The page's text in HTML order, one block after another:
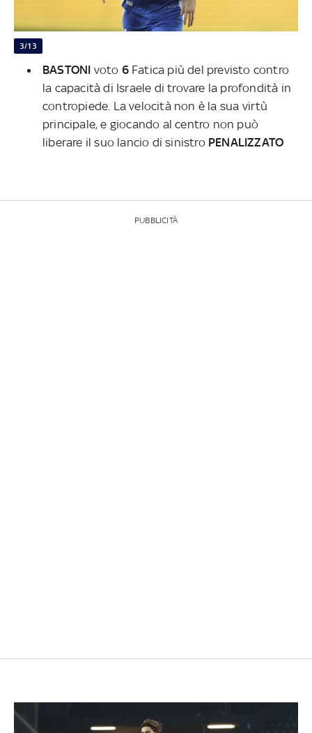
3/13
BASTONI voto 6 Fatica più del previsto contro
la capacità di Israele di trovare la profondità in
contropiede. La velocità non è la sua virtù
principale, e giocando al centro non può
liberare il suo lancio di sinistro PENALIZZATO
PUBBLICITÀ